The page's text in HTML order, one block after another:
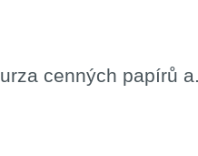
cenných papírů